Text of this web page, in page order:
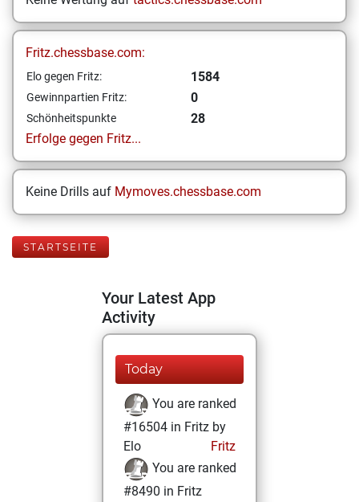
Fritz.chessbase.com:
Elo gegen Fritz: 1584
Gewinnpartien Fritz: 0
Schönheitspunkte
28
Erfolge gegen Fritz...
Keine Drills auf Mymoves.chessbase.com
STARTSEITE
Your Latest App
Activity
Today
You are ranked
#16504 in Fritz by
Elo
Fritz
You are ranked
#8490 in Fritz